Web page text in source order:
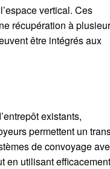
vertical. Ces
récupération à
être intégrés aux
existants,
permettent un
de convoyage
en utilisant efficacement